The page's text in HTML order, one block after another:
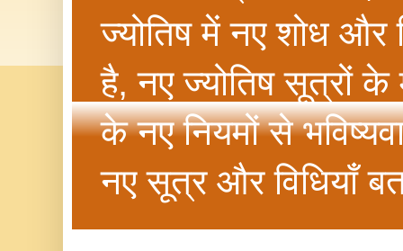
ज्योतिष में नए शोध और
है, नए ज्योतिष सूत्रों
के नए नियमों से
नए सूत्र और विधियाँ